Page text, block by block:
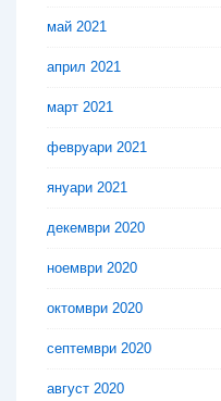
май 2021
април 2021
март 2021
февруари 2021
януари 2021
декември 2020
ноември 2020
октомври 2020
септември 2020
август 2020